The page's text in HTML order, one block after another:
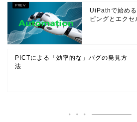
UiPathで始め
ピングとエク
PICTによる「効率的な」バグの発見方
法